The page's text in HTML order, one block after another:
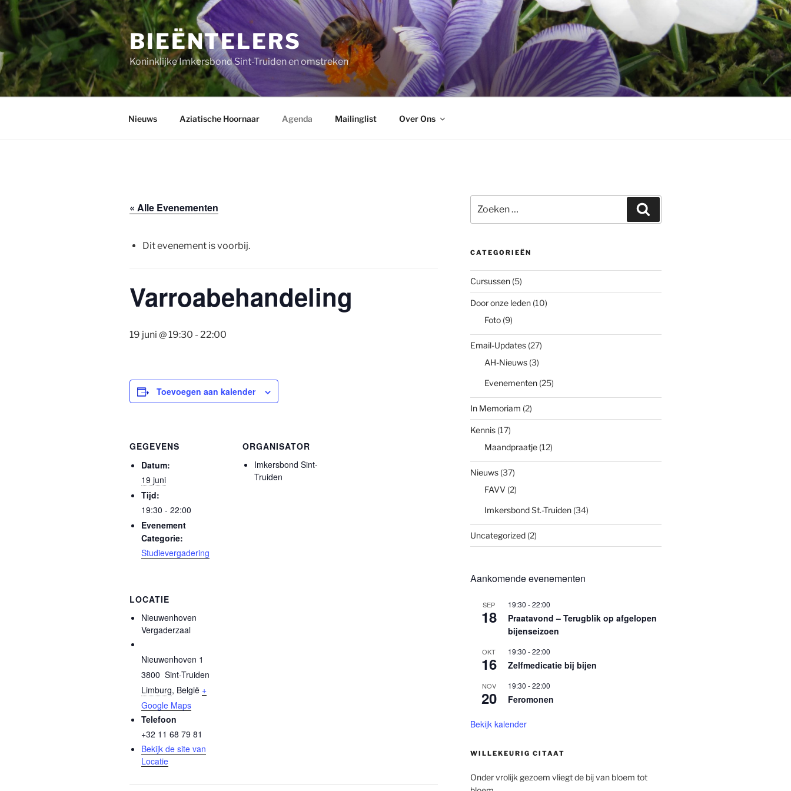
Ga
inhoud
BIEËNTELERS
Koninklijke Imkersbond Sint-Truiden en omstreken
Nieuws Aziatische Hoornaar Agenda Mailinglist Over Ons
« Alle Evenementen
Dit evenement is voorbij.
Varroabehandeling
19 juni @ 19:30 - 22:00
Toevoegen aan kalender
GEGEVENS
Datum:
19 juni
Tijd:
19:30 - 22:00
Evenement
Categorie:
Studievergadering
ORGANISATOR
Imkersbond Sint-
Truiden
LOCATIE
Nieuwenhoven
Vergaderzaal
Nieuwenhoven 1
3800 Sint-Truiden
Limburg, België +
Google Maps
Telefoon
+32 11 68 79 81
Bekijk de site van
Locatie
naar:
CATEGORIEËN
Cursussen(5)
Door onze leden(10)
Foto(9)
Email-Updates(27)
AH-Nieuws(3)
Evenementen(25)
In Memoriam (2)
Kennis(17)
Maandpraatje(12)
Nieuws(37)
FAVV (2)
Imkersbond St.-Truiden(34)
Uncategorized(2)
Aankomende evenementen
SEP
18
19:30 -22:00
Praatavond – Terugblik op afgelopen
bijenseizoen
OKT
16
19:30 -22:00
Zelfmedicatie bij bijen
NOV
20
19:30 -22:00
Feromonen
Bekijk kalender
WILLEKEURIG CITAAT
Onder vrolijk gezoem vliegt de bij van bloem tot